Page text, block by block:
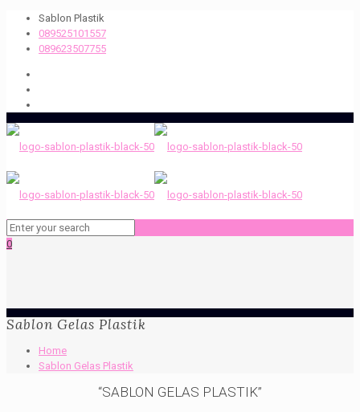
Sablon Plastik
089525101557
089623507755
0
Sablon Gelas Plastik
Home
Sablon Gelas Plastik
“SABLON GELAS PLASTIK”